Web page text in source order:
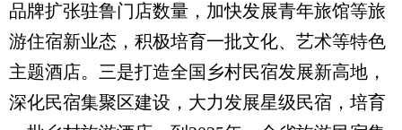
品牌扩张驻鲁门店数量，加快发展青年旅馆等旅
游住宿新业态，积极培育一批文化、艺术等特色
主题酒店。三是打造全国乡村民宿发展新高地，
深化民宿集聚区建设，大力发展星级民宿，培育